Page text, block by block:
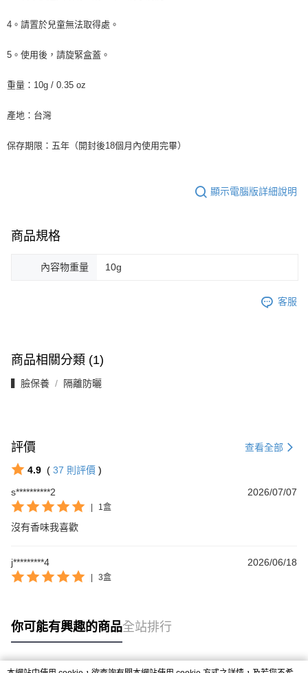
4。請置於兒童無法取得處。
5。使用後，請旋緊盒蓋。
重量：10g / 0.35 oz
產地：台灣
保存期限：五年（開封後18個月內使用完畢）
顯示電腦版詳細說明
商品規格
內容物重量 10g
客服
商品相關分類 (1)
▍臉保養 隔離防曬
評價 查看全部
4.9 ( 37 則評價 )
s**********2
2026/07/07
| 1盒
沒有香味我喜歡
j*********4 2026/06/18
| 3盒
你可能有興趣的商品全站排行